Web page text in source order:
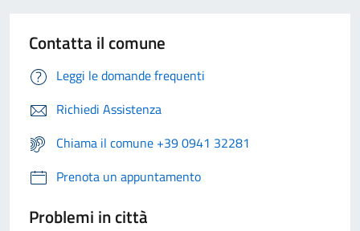
Contatta il comune
Leggi le domande frequenti
Richiedi Assistenza
Chiama il comune +39 0941 32281
Prenota un appuntamento
Problemi in città